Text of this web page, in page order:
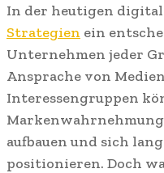
In der heutigen
Strategien ein
Unternehmen jeder
Ansprache von
Interessengruppen
aufbauen und sich
positionieren. Doch